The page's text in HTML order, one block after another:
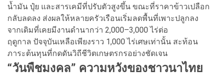
น้ำมัน ปุ๋ย และสารเคมีที่ปรับตัวสูงขึ้น ขณะที่ราคาข้าวเปลือก
กลับลดลง ส่งผลให้หลายครัวเรือนเริ่มลดพื้นที่เพาะปลูกลง
จากเดิมที่เคยมีงานดำนากว่า 2,000–3,000 ไร่ต่อ
ฤดูกาล ปัจจุบันเหลือเพียงราว 1,000 ไร่เศษเท่านั้น สะท้อน
ภาระต้นทุนที่กดดันวิถีชีวิตเกษตรกรอย่างชัดเจน
“วันพืชมงคล” ความหวังของชาวนาไทย